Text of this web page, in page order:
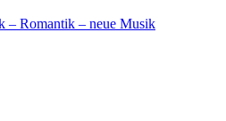
– Romantik – neue Musik